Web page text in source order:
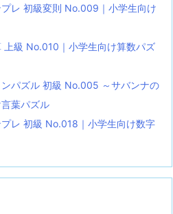
プレ 初級変則 No.009｜小学生向け
上級 No.010｜小学生向け算数パズ
ンパズル 初級 No.005 ～サバンナの
葉パズル
プレ 初級 No.018｜小学生向け数字